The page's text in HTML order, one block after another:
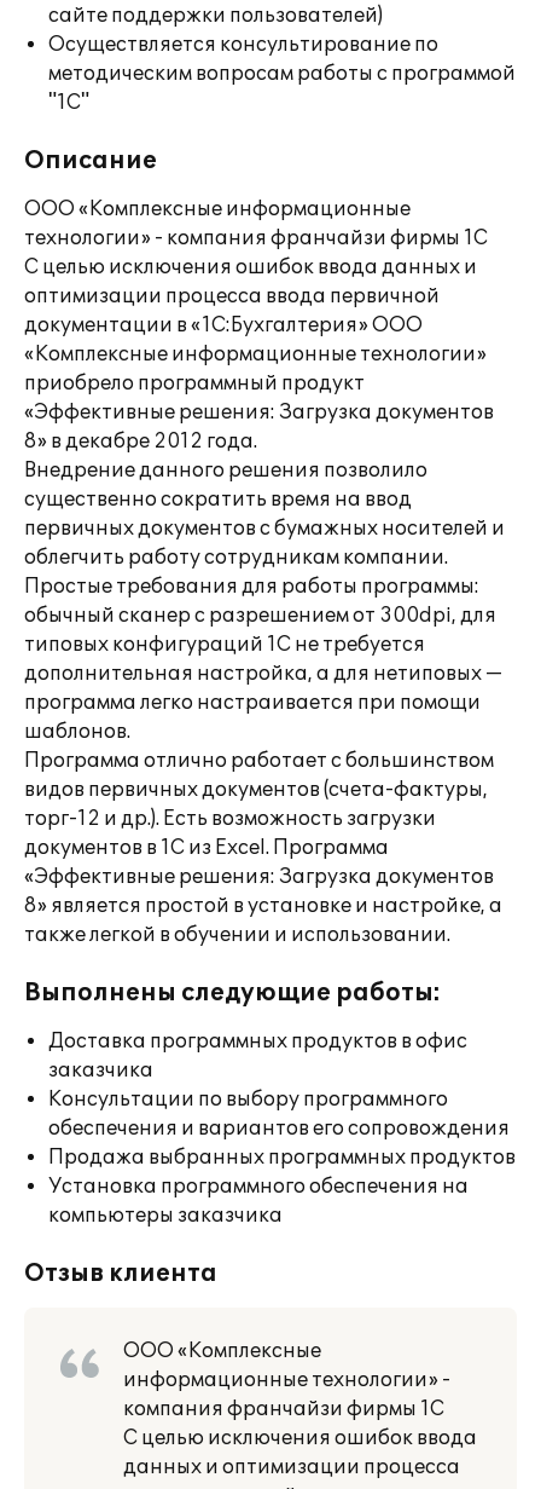
сайте поддержки пользователей)
Осуществляется консультирование по
методическим вопросам работы с программой
"1С"
Описание
ООО «Комплексные информационные
технологии» - компания франчайзи фирмы 1С
С целью исключения ошибок ввода данных и
оптимизации процесса ввода первичной
документации в «1С:Бухгалтерия» ООО
«Комплексные информационные технологии»
приобрело программный продукт
«Эффективные решения: Загрузка документов
8» в декабре 2012 года.
Внедрение данного решения позволило
существенно сократить время на ввод
первичных документов с бумажных носителей и
облегчить работу сотрудникам компании.
Простые требования для работы программы:
обычный сканер с разрешением от 300dpi, для
типовых конфигураций 1С не требуется
дополнительная настройка, а для нетиповых —
программа легко настраивается при помощи
шаблонов.
Программа отлично работает с большинством
видов первичных документов (счета-фактуры,
торг-12 и др.). Есть возможность загрузки
документов в 1С из Excel. Программа
«Эффективные решения: Загрузка документов
8» является простой в установке и настройке, а
также легкой в обучении и использовании.
Выполнены следующие работы:
Доставка программных продуктов в офис
заказчика
Консультации по выбору программного
обеспечения и вариантов его сопровождения
Продажа выбранных программных продуктов
Установка программного обеспечения на
компьютеры заказчика
Отзыв клиента
ООО «Комплексные
информационные технологии» -
компания франчайзи фирмы 1С
С целью исключения ошибок ввода
данных и оптимизации процесса